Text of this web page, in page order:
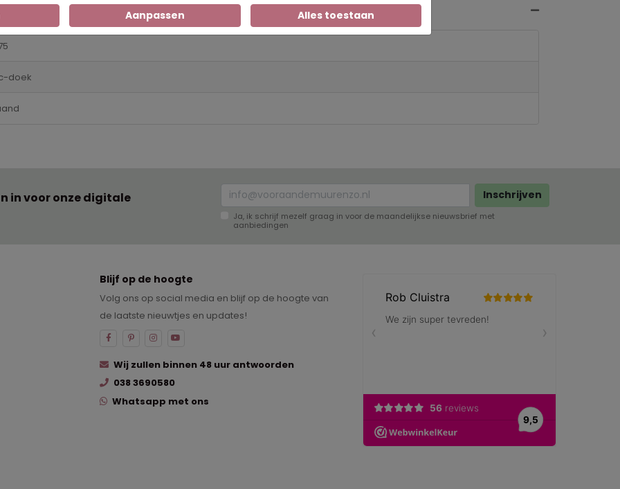
doek
in voor onze digitale
Inschrijven
Ja, ik schrijf mezelf graag in voor de maandelijkse nieuwsbrief met
aanbiedingen
Blijf op de hoogte
Volg ons op social media en blijf op de hoogte van
de laatste nieuwtjes en updates!
Wij zullen binnen 48 uur antwoorden
038 3690580
Whatsapp met ons
Aanpassen Alles toestaan